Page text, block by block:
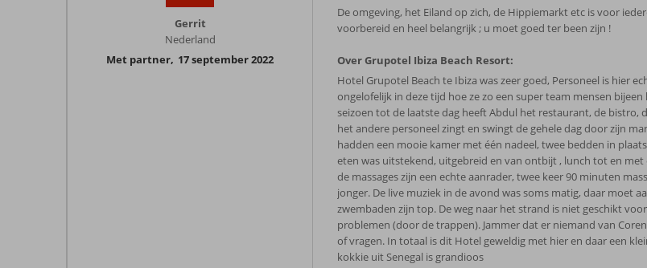
Gerrit
Nederland
Met partner, 17 september 2022
De omgeving, het Eiland op zich, de Hippiemarkt etc is voor
voorbereid en heel belangrijk ; u moet goed ter been zijn !
Over Grupotel Ibiza Beach Resort:
Hotel Grupotel Beach te Ibiza was zeer goed, Personeel is hier
ongelofelijk in deze tijd hoe ze zo een super team mensen bijeen
seizoen tot de laatste dag heeft Abdul het restaurant, de bistro,
het andere personeel zingt en swingt de gehele dag door zijn
hadden een mooie kamer met één nadeel, twee bedden in
eten was uitstekend, uitgebreid en van ontbijt , lunch tot en met
de massages zijn een echte aanrader, twee keer 90 minuten
jonger. De live muziek in de avond was soms matig, daar moet
zwembaden zijn top. De weg naar het strand is niet geschikt
problemen (door de trappen). Jammer dat er niemand van
of vragen. In totaal is dit Hotel geweldig met hier en daar een
kokkie uit Senegal is grandioos